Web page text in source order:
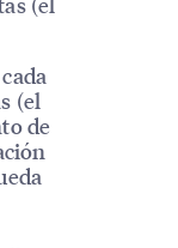
(el
de